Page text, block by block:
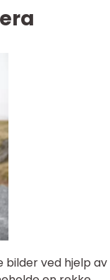
ved hjelp av